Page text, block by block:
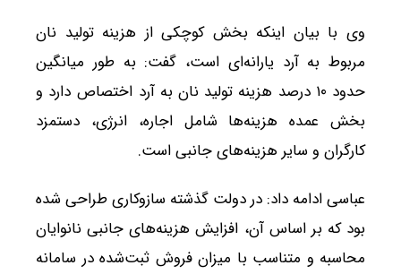
وی با بیان اینکه بخش کوچکی از هزینه تولید نان
مربوط به آرد یارانه‌ای است، گفت: به طور میانگین
حدود ۱۰ درصد هزینه تولید نان به آرد اختصاص دارد و
بخش عمده هزینه‌ها شامل اجاره، انرژی، دستمزد
کارگران و سایر هزینه‌های جانبی است.
عباسی ادامه داد: در دولت گذشته سازوکاری طراحی شده
بود که بر اساس آن، افزایش هزینه‌های جانبی نانوایان
محاسبه و متناسب با میزان فروش ثبت‌شده در سامانه